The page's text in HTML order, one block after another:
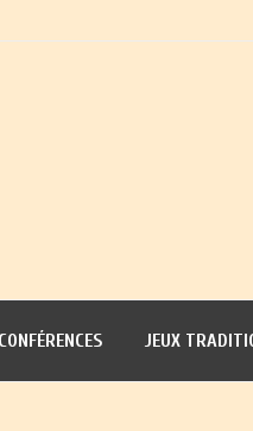
CONFÉRENCES JEUX